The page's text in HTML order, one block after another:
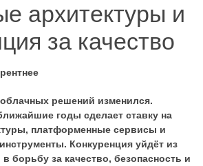
архитектуры и
за качество
решений изменился.
годы сделает ставку на
платформенные сервисы и
Конкуренция уйдёт из
борьбу за качество, безопасность и